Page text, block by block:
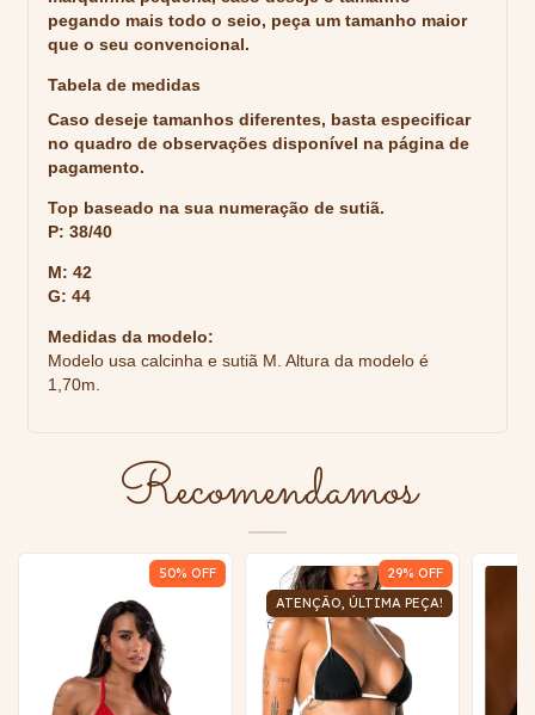
pegando mais todo o seio, peça um tamanho maior
que o seu convencional.
Tabela de medidas
Caso deseje tamanhos diferentes, basta especificar
no quadro de observações disponível na página de
pagamento.
Top baseado na sua numeração de sutiã.
P: 38/40
M: 42
G: 44
Medidas da modelo:
Modelo usa calcinha e sutiã M. Altura da modelo é
1,70m.
Recomendamos
50% OFF 29% OFF
ATENÇÃO, ÚLTIMA PEÇA!